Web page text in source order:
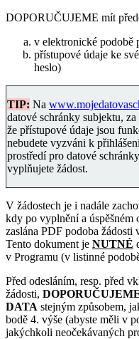
DOPORUČUJEME mít
v elektronické podobě
přístupové údaje ke
heslo)
TIP: Na
datové schránky subjektu,
že přístupové údaje jsou
nebudete vyzváni k
prostředí pro datové
vyplňujete žádost.
V žádostech je i nadále
kdy po vyplnění a úspěšném
zaslána PDF podoba žádosti
Tento dokument je NUTNÉ
v Programu (v listinné
Před odesláním, resp. před
žádosti,
DATA stejným způsobem,
bodě 4. výše (abyste měli v
jakýchkoli neočekávaných